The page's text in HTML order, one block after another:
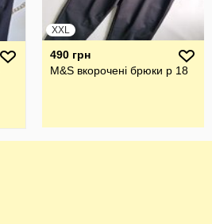
XXL
490 грн
M&S вкорочені брюки р 18